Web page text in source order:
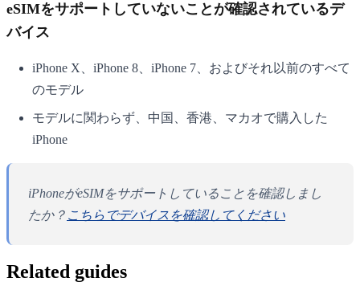
eSIMをサポートしていないことが確認されているデ
バイス
iPhone X、iPhone 8、iPhone 7、およびそれ以前のすべて
のモデル
モデルに関わらず、中国、香港、マカオで購入した
iPhone
iPhoneがeSIMをサポートしていることを確認しまし
たか？ こちらでデバイスを確認してください
Related guides